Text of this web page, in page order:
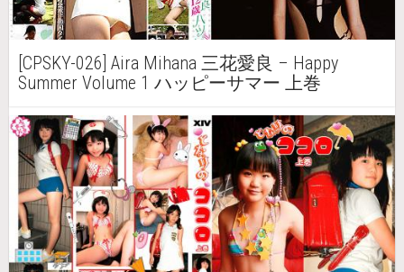
[CPSKY-026] Aira Mihana 三花愛良 – Happy
Summer Volume 1 ハッピーサマー 上巻